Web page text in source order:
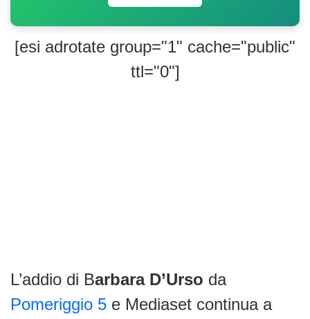
[esi adrotate group="1" cache="public"
ttl="0"]
L’addio di Barbara D’Urso da
Pomeriggio 5 e Mediaset continua a